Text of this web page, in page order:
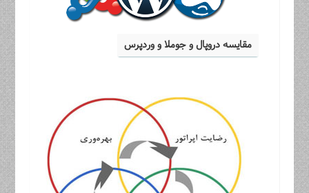
مقایسه دروپال و جوملا و وردپرس